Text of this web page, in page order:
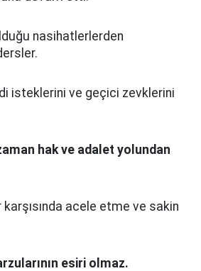
nasihatlerlerden
isteklerini ve geçici zevklerini
hak ve adalet yolundan
karşısında acele etme ve sakin
esiri olmaz.